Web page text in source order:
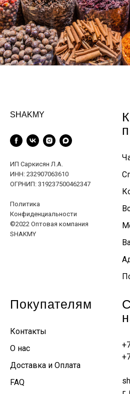
SHAKMY
ИП Саркисян Л.А.
ИНН: 232907063610
ОГРНИП: 319237500462347
Политика
Конфиденциальности
©2022 Оптовая компания
SHAKMY
Покупателям
Контакты
О нас
Доставка и Оплата
FAQ